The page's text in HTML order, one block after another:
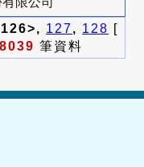
127, 128 [
8039 筆資料